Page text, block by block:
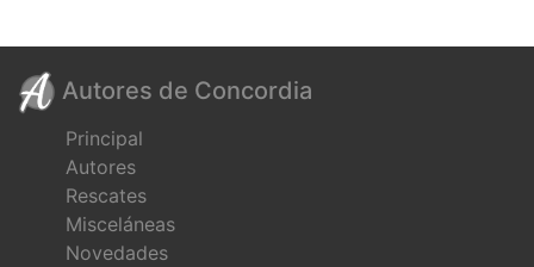
Autores de Concordia
Principal
Autores
Rescates
Misceláneas
Novedades